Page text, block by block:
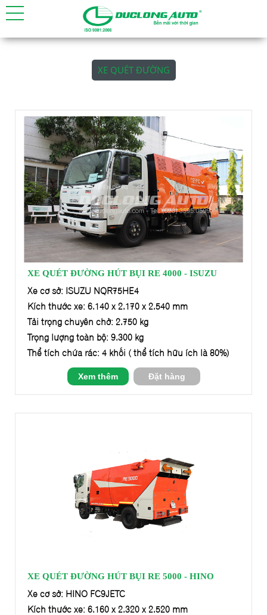
XE QUÉT ĐƯỜNG
XE QUÉT ĐƯỜNG HÚT BỤI RE 4000 - ISUZU
Xe cơ sở: ISUZU NQR75HE4
Kích thước xe: 6.140 x 2.170 x 2.540 mm
Tải trọng chuyên chở: 2.750 kg
Trọng lượng toàn bộ: 9.300 kg
Thể tích chứa rác: 4 khối ( thể tích hữu ích là 80%)
Xem thêm Đặt hàng
XE QUÉT ĐƯỜNG HÚT BỤI RE 5000 - HINO
Xe cơ sở: HINO FC9JETC
Kích thước xe: 6.160 x 2.320 x 2.520 mm